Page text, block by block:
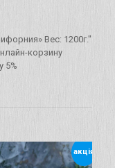
Вес: 1200г."
корзину
5%
акція